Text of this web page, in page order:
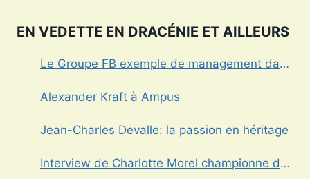
EN VEDETTE EN DRACÉNIE ET AILLEURS
Le Groupe FB exemple de management dans
Alexander Kraft à Ampus
Jean-Charles Devalle: la passion en héritage
Interview de Charlotte Morel championne de